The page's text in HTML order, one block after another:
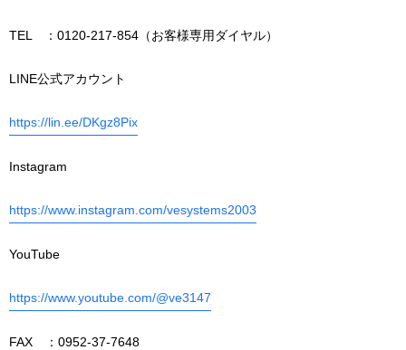
TEL ：0120-217-854（お客様専用ダイヤル）
LINE公式アカウント
https://lin.ee/DKgz8Pix
Instagram
https://www.instagram.com/vesystems2003
YouTube
https://www.youtube.com/@ve3147
FAX ：0952-37-7648